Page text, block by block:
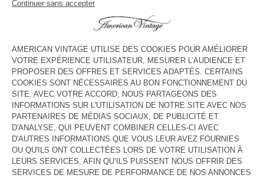
Livraison estimée entre le jeudi 13 août et le lundi 17 août
AJOUTER AU PANIER
VOIR LA DISPONIBILITE EN MAGASIN
VOIR LE LOOK